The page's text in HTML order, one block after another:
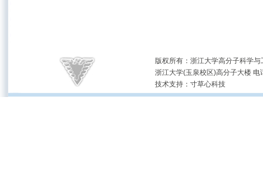
版权所有：浙江大学高分子科
浙江大学(玉泉校区)高分子大楼
技术支持： 寸草心科技